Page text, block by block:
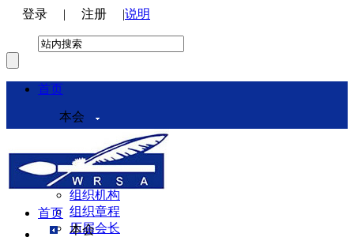
登录 | 注册 |说明
首页
本会
本会介绍
领导机构
理事会
组织机构
组织章程
历届会长
首页
本会